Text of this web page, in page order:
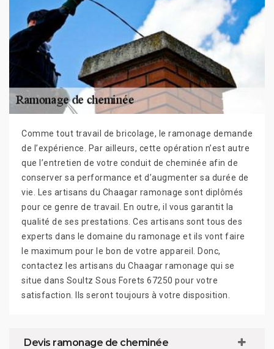
Comme tout travail de bricolage, le ramonage demande
de l’expérience. Par ailleurs, cette opération n’est autre
que l’entretien de votre conduit de cheminée afin de
conserver sa performance et d’augmenter sa durée de
vie. Les artisans du Chaagar ramonage sont diplômés
pour ce genre de travail. En outre, il vous garantit la
qualité de ses prestations. Ces artisans sont tous des
experts dans le domaine du ramonage et ils vont faire
le maximum pour le bon de votre appareil. Donc,
contactez les artisans du Chaagar ramonage qui se
situe dans Soultz Sous Forets 67250 pour votre
satisfaction. Ils seront toujours à votre disposition.
Devis ramonage de cheminée